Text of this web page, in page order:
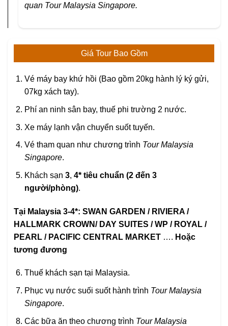
quan Tour Malaysia Singapore.
Giá Tour Bao Gồm
Vé máy bay khứ hồi (Bao gồm 20kg hành lý ký gửi,
07kg xách tay).
Phí an ninh sân bay, thuế phi trường 2 nước.
Xe máy lạnh vận chuyển suốt tuyến.
Vé tham quan như chương trình Tour Malaysia
Singapore.
Khách sạn 3, 4* tiêu chuẩn (2 đến 3
người/phòng).
Tại Malaysia 3-4*: SWAN GARDEN / RIVIERA /
HALLMARK CROWN/ DAY SUITES / WP / ROYAL /
PEARL / PACIFIC CENTRAL MARKET …. Hoặc
tương đương
Thuế khách sạn tại Malaysia.
Phục vụ nước suối suốt hành trình Tour Malaysia
Singapore.
Các bữa ăn theo chương trình Tour Malaysia